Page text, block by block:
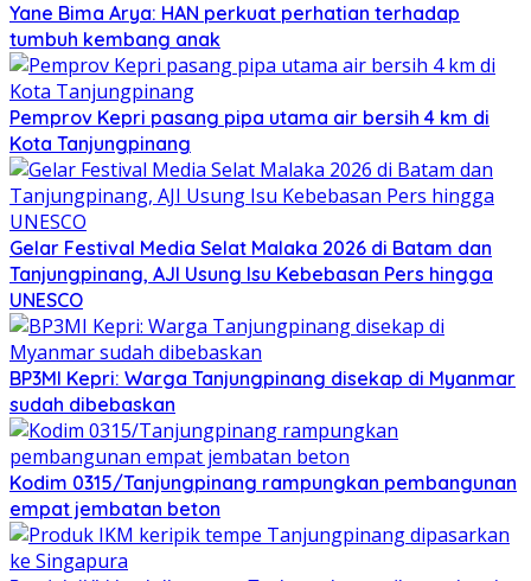
Yane Bima Arya: HAN perkuat perhatian terhadap
tumbuh kembang anak
Pemprov Kepri pasang pipa utama air bersih 4 km di
Kota Tanjungpinang
Gelar Festival Media Selat Malaka 2026 di Batam dan
Tanjungpinang, AJI Usung Isu Kebebasan Pers hingga
UNESCO
BP3MI Kepri: Warga Tanjungpinang disekap di Myanmar
sudah dibebaskan
Kodim 0315/Tanjungpinang rampungkan pembangunan
empat jembatan beton